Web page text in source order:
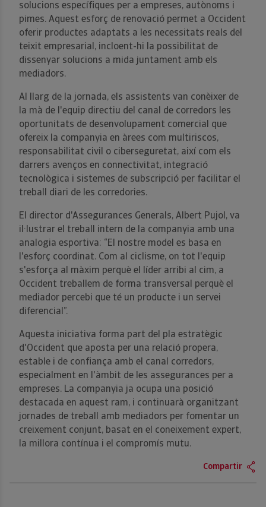
solucions específiques per a empreses, autònoms i
pimes. Aquest esforç de renovació permet a Occident
oferir productes adaptats a les necessitats reals del
teixit empresarial, incloent-hi la possibilitat de
dissenyar solucions a mida juntament amb els
mediadors.
Al llarg de la jornada, els assistents van conèixer de
la mà de l'equip directiu del canal de corredors les
oportunitats de desenvolupament comercial que
ofereix la companyia en àrees com multiriscos,
responsabilitat civil o ciberseguretat, així com els
darrers avenços en connectivitat, integració
tecnològica i sistemes de subscripció per facilitar el
treball diari de les corredories.
El director d'Assegurances Generals, Albert Pujol, va
il·lustrar el treball intern de la companyia amb una
analogia esportiva: “El nostre model es basa en
l'esforç coordinat. Com al ciclisme, on tot l'equip
s'esforça al màxim perquè el líder arribi al cim, a
Occident treballem de forma transversal perquè el
mediador percebi que té un producte i un servei
diferencial”.
Aquesta iniciativa forma part del pla estratègic
d'Occident que aposta per una relació propera,
estable i de confiança amb el canal corredors,
especialment en l'àmbit de les assegurances per a
empreses. La companyia ja ocupa una posició
destacada en aquest ram, i continuarà organitzant
jornades de treball amb mediadors per fomentar un
creixement conjunt, basat en el coneixement expert,
la millora contínua i el compromís mutu.
Compartir